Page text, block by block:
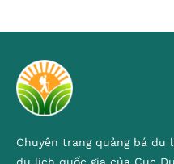
Chuyên trang quảng bá
du lịch quốc gia của Cục